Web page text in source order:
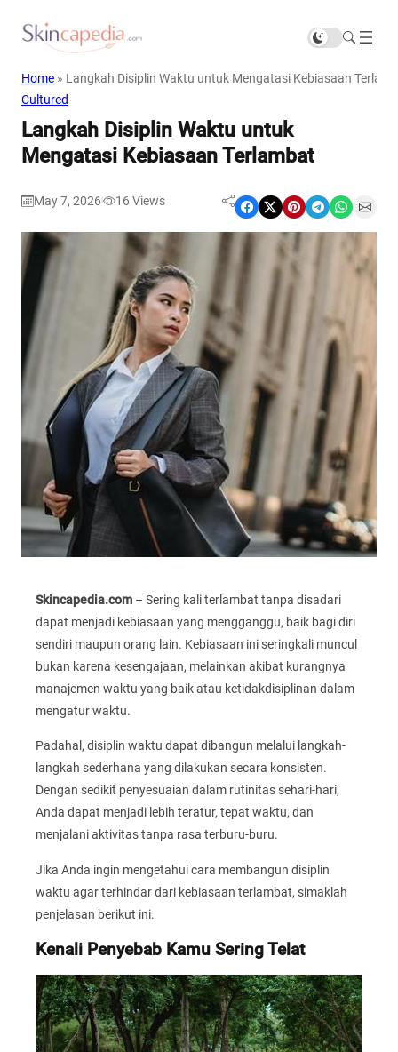
Home » Langkah Disiplin Waktu untuk Mengatasi Kebiasaan
Cultured
Langkah Disiplin Waktu untuk
Mengatasi Kebiasaan Terlambat
May 7, 2026 16 Views Share on Facebook Share on X Share on Pinterest Share on Telegram Share on WhatsApp Share on Email
Skincapedia.com – Sering kali terlambat tanpa disadari
dapat menjadi kebiasaan yang mengganggu, baik bagi diri
sendiri maupun orang lain. Kebiasaan ini seringkali muncul
bukan karena kesengajaan, melainkan akibat kurangnya
manajemen waktu yang baik atau ketidakdisiplinan dalam
mengatur waktu.
Padahal, disiplin waktu dapat dibangun melalui langkah-
langkah sederhana yang dilakukan secara konsisten.
Dengan sedikit penyesuaian dalam rutinitas sehari-hari,
Anda dapat menjadi lebih teratur, tepat waktu, dan
menjalani aktivitas tanpa rasa terburu-buru.
Jika Anda ingin mengetahui cara membangun disiplin
waktu agar terhindar dari kebiasaan terlambat, simaklah
penjelasan berikut ini.
Kenali Penyebab Kamu Sering Telat